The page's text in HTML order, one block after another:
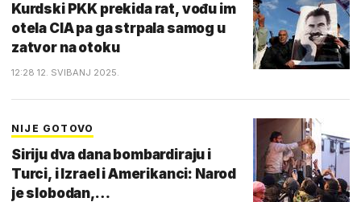
Kurdski PKK prekida rat, vođu im
otela CIA pa ga strpala samog u
zatvor na otoku
12:28 12. SVIBANJ 2025.
NIJE GOTOVO
Siriju dva dana bombardiraju i
Turci, i Izrael i Amerikanci: Narod
je slobodan,…